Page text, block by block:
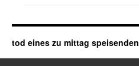
tod eines zu mittag speisenden